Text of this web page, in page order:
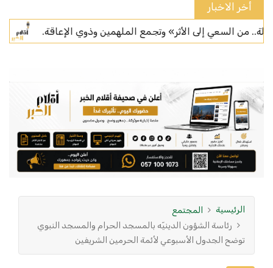
أخر الاخبار
إلى الأثر» وتجمع الملهمين وذوي الإعاقة. سان
الرئيسية
المجتمع
رئاسة الشؤون الدينيّه بالمسجد الحرام والمسجد النبوي
توضح الجدول الأسبوعي لأئمة الحرمين الشريفين